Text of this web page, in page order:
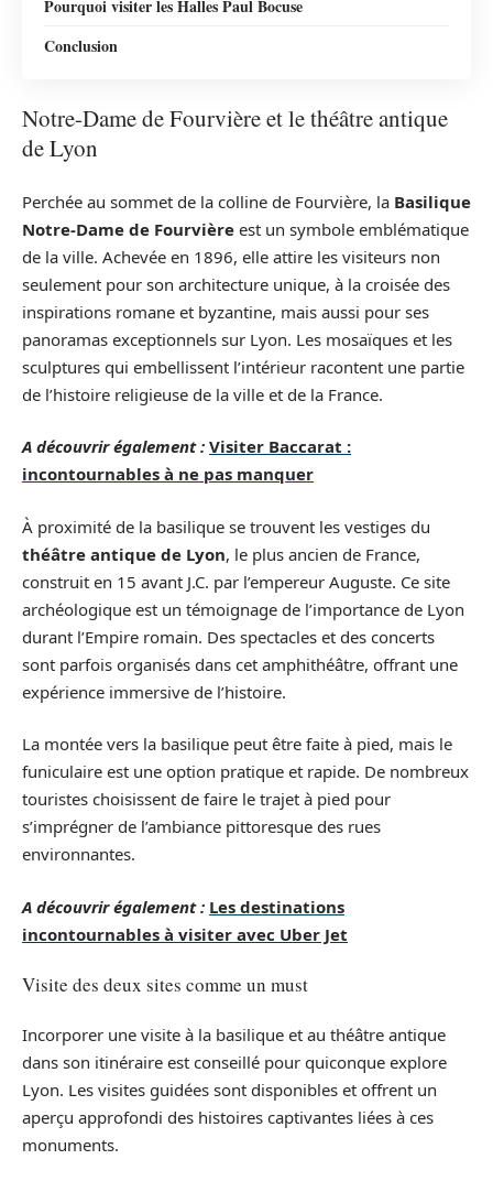
Pourquoi visiter les Halles Paul Bocuse
Conclusion
Notre-Dame de Fourvière et le théâtre antique
de Lyon
Perchée au sommet de la colline de Fourvière, la Basilique
Notre-Dame de Fourvière est un symbole emblématique
de la ville. Achevée en 1896, elle attire les visiteurs non
seulement pour son architecture unique, à la croisée des
inspirations romane et byzantine, mais aussi pour ses
panoramas exceptionnels sur Lyon. Les mosaïques et les
sculptures qui embellissent l’intérieur racontent une partie
de l’histoire religieuse de la ville et de la France.
A découvrir également : Visiter Baccarat :
incontournables à ne pas manquer
À proximité de la basilique se trouvent les vestiges du
théâtre antique de Lyon, le plus ancien de France,
construit en 15 avant J.C. par l’empereur Auguste. Ce site
archéologique est un témoignage de l’importance de Lyon
durant l’Empire romain. Des spectacles et des concerts
sont parfois organisés dans cet amphithéâtre, offrant une
expérience immersive de l’histoire.
La montée vers la basilique peut être faite à pied, mais le
funiculaire est une option pratique et rapide. De nombreux
touristes choisissent de faire le trajet à pied pour
s’imprégner de l’ambiance pittoresque des rues
environnantes.
A découvrir également : Les destinations
incontournables à visiter avec Uber Jet
Visite des deux sites comme un must
Incorporer une visite à la basilique et au théâtre antique
dans son itinéraire est conseillé pour quiconque explore
Lyon. Les visites guidées sont disponibles et offrent un
aperçu approfondi des histoires captivantes liées à ces
monuments.